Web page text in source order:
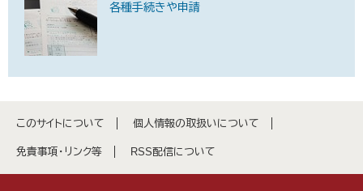
各種手続きや申請
このサイトについて 個人情報の取扱いについて
免責事項・リンク等 RSS配信について